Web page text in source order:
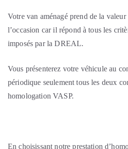
Votre van aménagé prend de la valeur
l’occasion car il répond à tous les
imposés par la DREAL.
Vous présenterez votre véhicule au
périodique seulement tous les deux
homologation VASP.
En choisissant notre prestation